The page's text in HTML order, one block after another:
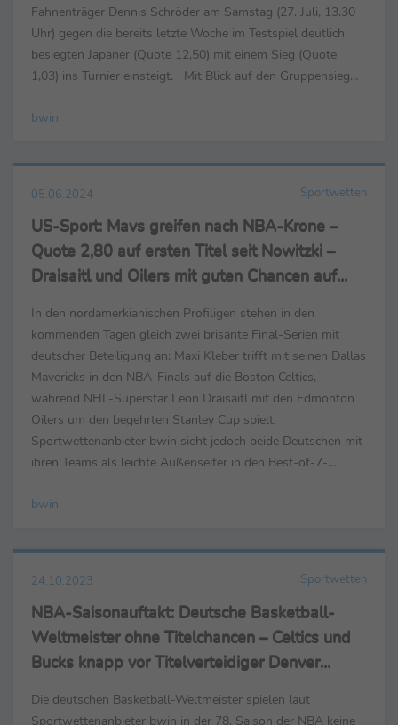
Fahnenträger Dennis Schröder am Samstag (27. Juli, 13.30
Uhr) gegen die bereits letzte Woche im Testspiel deutlich
besiegten Japaner (Quote 12,50) mit einem Sieg (Quote
1,03) ins Turnier einsteigt. Mit Blick auf den Gruppensieg
Frankreich...
bwin
05.06.2024 Sportwetten
US-Sport: Mavs greifen nach NBA-Krone –
Quote 2,80 auf ersten Titel seit Nowitzki –
Draisaitl und Oilers mit guten Chancen auf
In den nordamerkianischen Profiligen stehen in den
kommenden Tagen gleich zwei brisante Final-Serien mit
deutscher Beteiligung an: Maxi Kleber trifft mit seinen Dallas
Mavericks in den NBA-Finals auf die Boston Celtics,
während NHL-Superstar Leon Draisaitl mit den Edmonton
Oilers um den begehrten Stanley Cup spielt.
Sportwettenanbieter bwin sieht jedoch beide Deutschen mit
ihren Teams als leichte Außenseiter in den Best-of-7-
ihren ...
bwin
24.10.2023 Sportwetten
NBA-Saisonauftakt: Deutsche Basketball-
Weltmeister ohne Titelchancen – Celtics und
Bucks knapp vor Titelverteidiger Denver
Die deutschen Basketball-Weltmeister spielen laut
Sportwettenanbieter bwin in der 78. Saison der NBA keine